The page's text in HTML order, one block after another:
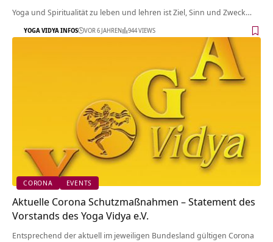
Yoga und Spiritualität zu leben und lehren ist Ziel, Sinn und Zweck…
YOGA VIDYA INFOS VOR 6 JAHREN 944 VIEWS
CORONA EVENTS
Aktuelle Corona Schutzmaßnahmen – Statement des
Vorstands des Yoga Vidya e.V.
Entsprechend der aktuell im jeweiligen Bundesland gültigen Corona